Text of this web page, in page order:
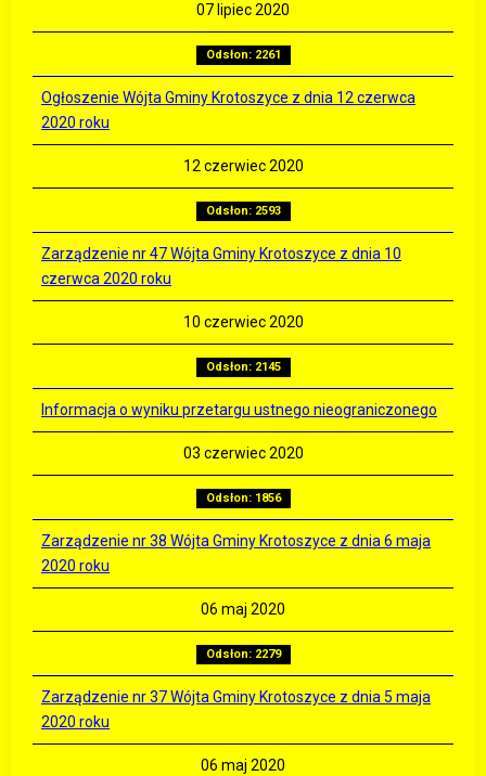
07 lipiec 2020
Odsłon: 2261
Ogłoszenie Wójta Gminy Krotoszyce z dnia 12 czerwca
2020 roku
12 czerwiec 2020
Odsłon: 2593
Zarządzenie nr 47 Wójta Gminy Krotoszyce z dnia 10
czerwca 2020 roku
10 czerwiec 2020
Odsłon: 2145
Informacja o wyniku przetargu ustnego nieograniczonego
03 czerwiec 2020
Odsłon: 1856
Zarządzenie nr 38 Wójta Gminy Krotoszyce z dnia 6 maja
2020 roku
06 maj 2020
Odsłon: 2279
Zarządzenie nr 37 Wójta Gminy Krotoszyce z dnia 5 maja
2020 roku
06 maj 2020